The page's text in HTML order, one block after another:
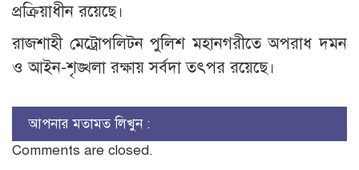
প্রক্রিয়াধীন রয়েছে।
রাজশাহী মেট্রোপলিটন পুলিশ মহানগরীতে অপরাধ দমন
ও আইন-শৃঙ্খলা রক্ষায় সর্বদা তৎপর রয়েছে।
আপনার মতামত লিখুন :
Comments are closed.